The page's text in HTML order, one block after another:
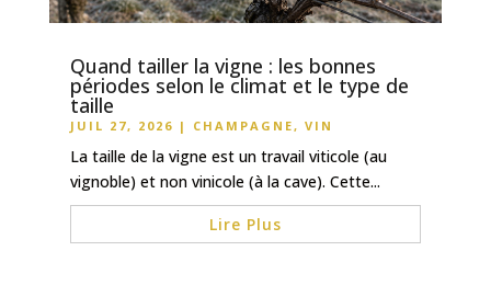
Quand tailler la vigne : les bonnes
périodes selon le climat et le type de
taille
JUIL 27, 2026 | CHAMPAGNE, VIN
La taille de la vigne est un travail viticole (au
vignoble) et non vinicole (à la cave). Cette...
Lire Plus